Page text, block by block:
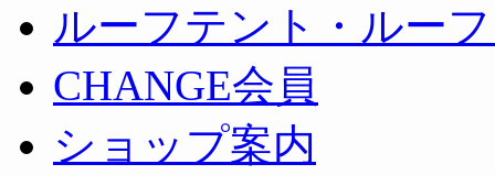
ルーフテント・ルー
CHANGE会員
ショップ案内